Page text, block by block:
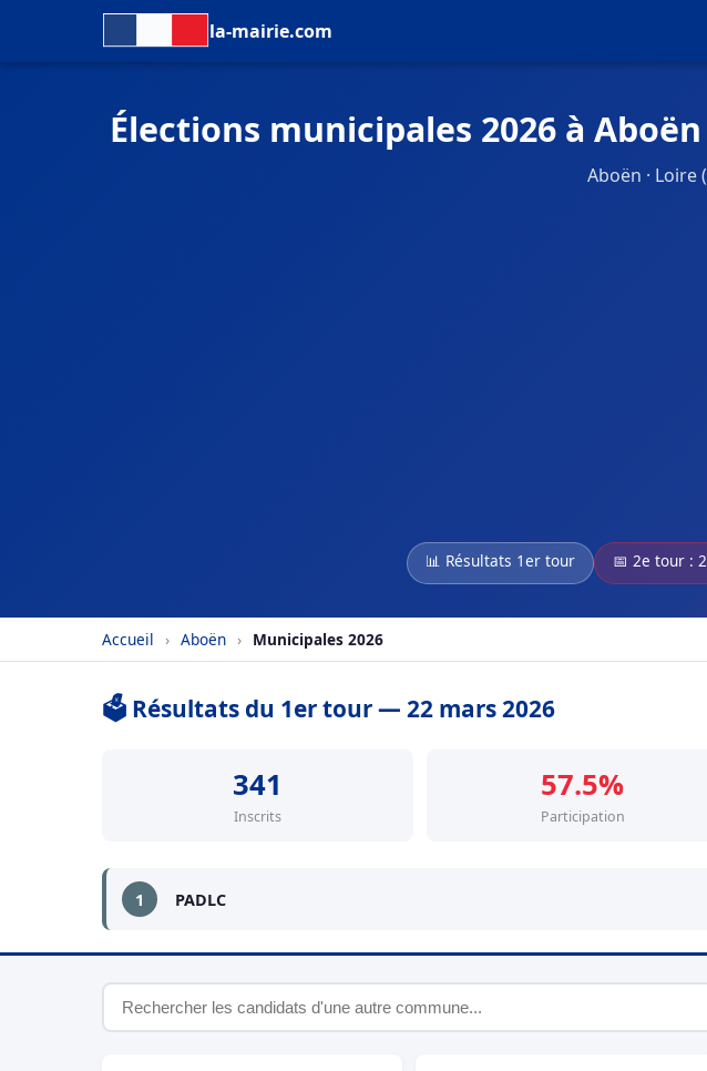
la-mairie.com
Élections municipales 2026 à
Aboën · Loire
📊 Résultats 1er tour 📅 2e tour :
Accueil › Aboën › Municipales 2026
🗳️ Résultats du 1er tour — 22 mars 2026
341
Inscrits
57.5%
Participation
1 PADLC